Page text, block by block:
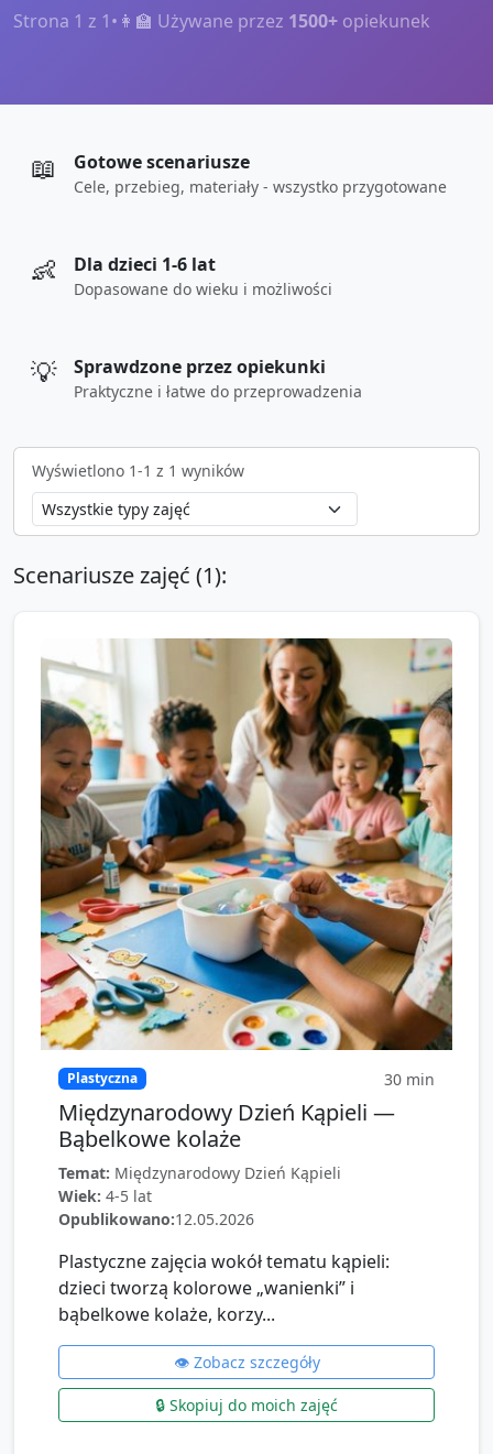
Strona 1 z 1• 👩‍🏫 Używane przez 1500+ opiekunek
📖 Gotowe scenariusze
Cele, przebieg, materiały - wszystko przygotowane
👶 Dla dzieci 1-6 lat
Dopasowane do wieku i możliwości
💡 Sprawdzone przez opiekunki
Praktyczne i łatwe do przeprowadzenia
Wyświetlono 1-1 z 1 wyników
Scenariusze zajęć (1):
Plastyczna 30 min
Międzynarodowy Dzień Kąpieli —
Bąbelkowe kolaże
Temat: Międzynarodowy Dzień Kąpieli
Wiek: 4-5 lat
Opublikowano:12.05.2026
Plastyczne zajęcia wokół tematu kąpieli:
dzieci tworzą kolorowe „wanienki” i
bąbelkowe kolaże, korzy...
👁️ Zobacz szczegóły
🔒 Skopiuj do moich zajęć